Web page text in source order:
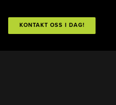
KONTAKT OSS I DAG!